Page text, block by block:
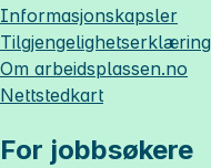
Informasjonskapsler
Tilgjengelighetserklæring
Om arbeidsplassen.no
Nettstedkart
For jobbsøkere